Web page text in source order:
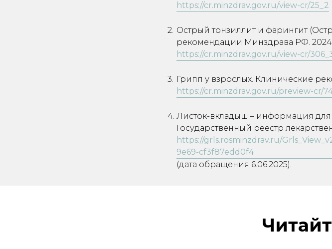
https://cr.minzdrav.gov.ru/view-cr/25_2
Острый тонзиллит и фарингит
рекомендации Минздрава РФ.
https://cr.minzdrav.gov.ru/view-cr/
Грипп у взрослых. Клинические
https://cr.minzdrav.gov.ru/preview-cr/
Листок-вкладыш – информация
Государственный реестр
https://grls.rosminzdrav.ru/
9e69-cf3f87edd0f4
(дата обращения 6.06.2025).